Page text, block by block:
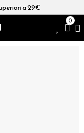
a 29€
0